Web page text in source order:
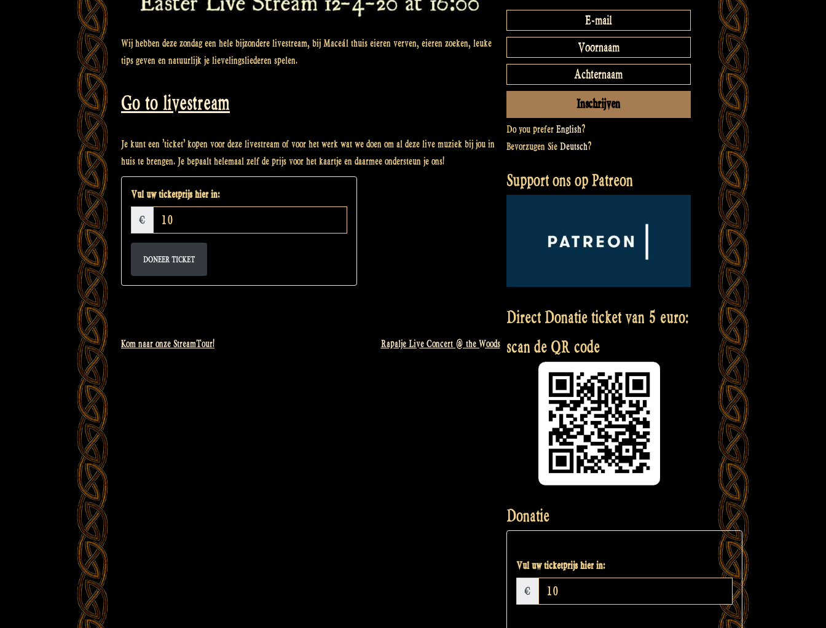
Wij hebben deze zondag een hele bijzondere livestream, bij Maceál thuis eieren verven, eieren zoeken, leuke
tips geven en natuurlijk je lievelingsliederen spelen.
Go to livestream
Je kunt een ’ticket’ kopen voor deze livestream of voor het werk wat we doen om al deze live muziek bij jou in
huis te brengen. Je bepaalt helemaal zelf de prijs voor het kaartje en daarmee ondersteun je ons!
Vul uw ticketprijs hier in:
€
DONEER TICKET
Bericht
Kom naar onze StreamTour! Rapalje Live Concert @ the Woods
Do you prefer English?
Bevorzugen Sie Deutsch?
Support ons op Patreon
Direct Donatie ticket van 5 euro:
scan de QR code
Donatie
Vul uw ticketprijs hier in:
€